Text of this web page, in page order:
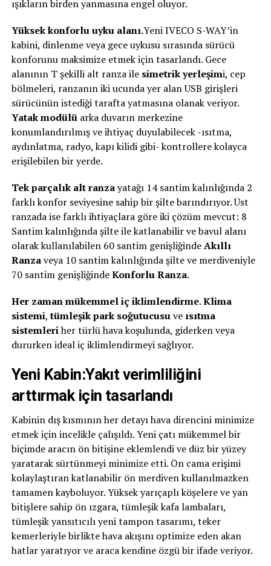
ışıkların birden yanmasına engel oluyor.
Yüksek konforlu uyku alanı.Yeni IVECO S-WAY’in
kabini, dinlenme veya gece uykusu sırasında sürücü
konforunu maksimize etmek için tasarlandı. Gece
alanının T şekilli alt ranza ile simetrik yerleşimi, cep
bölmeleri, ranzanın iki ucunda yer alan USB girişleri
sürücünün istediği tarafta yatmasına olanak veriyor.
Yatak modülüarka duvarın merkezine
konumlandırılmış ve ihtiyaç duyulabilecek -ısıtma,
aydınlatma, radyo, kapı kilidi gibi- kontrollere kolayca
erişilebilen bir yerde.
Tek parçalık alt ranzayatağı 14 santim kalınlığında 2
farklı konfor seviyesine sahip bir şilte barındırıyor. Üst
ranzada ise farklı ihtiyaçlara göre iki çözüm mevcut: 8
Santim kalınlığında şilte ile katlanabilir ve bavul alanı
olarak kullanılabilen 60 santim genişliğindeAkıllı
Ranzaveya 10 santim kalınlığında şilte ve merdiveniyle
70 santim genişliğindeKonforlu Ranza.
Her zaman mükemmel iç iklimlendirme.Klima
sistemi,tümleşik park soğutucusuve ısıtma
sistemleriher türlü hava koşulunda, giderken veya
dururken ideal iç iklimlendirmeyi sağlıyor.
Yeni Kabin:Yakıt verimliliğini
arttırmak için tasarlandı
Kabinin dış kısmının her detayı hava direncini minimize
etmek için incelikle çalışıldı. Yeni çatı mükemmel bir
biçimde aracın ön bitişine eklemlendi ve düz bir yüzey
yaratarak sürtünmeyi minimize etti. Ön cama erişimi
kolaylaştıran katlanabilir ön merdiven kullanılmazken
tamamen kayboluyor. Yüksek yarıçaplı köşelere ve yan
bitişlere sahip ön ızgara, tümleşik kafa lambaları,
tümleşik yansıtıcılı yeni tampon tasarımı, teker
kemerleriyle birlikte hava akışını optimize eden akan
hatlar yaratıyor ve araca kendine özgü bir ifade veriyor.